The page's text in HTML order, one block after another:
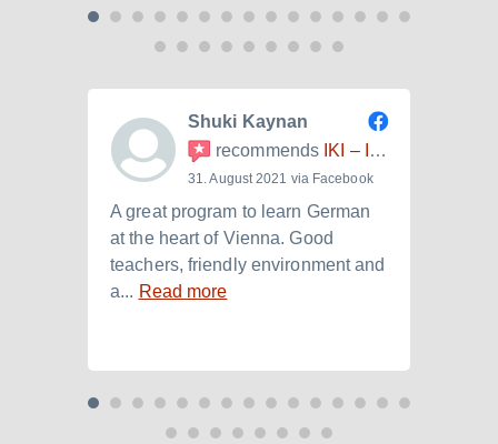
Shuki Kaynan
recommends IKI – Internationales Kulturinstitut
31. August 2021 via Facebook
A great program to learn German
at the heart of Vienna. Good
teachers, friendly environment and
a... Read more